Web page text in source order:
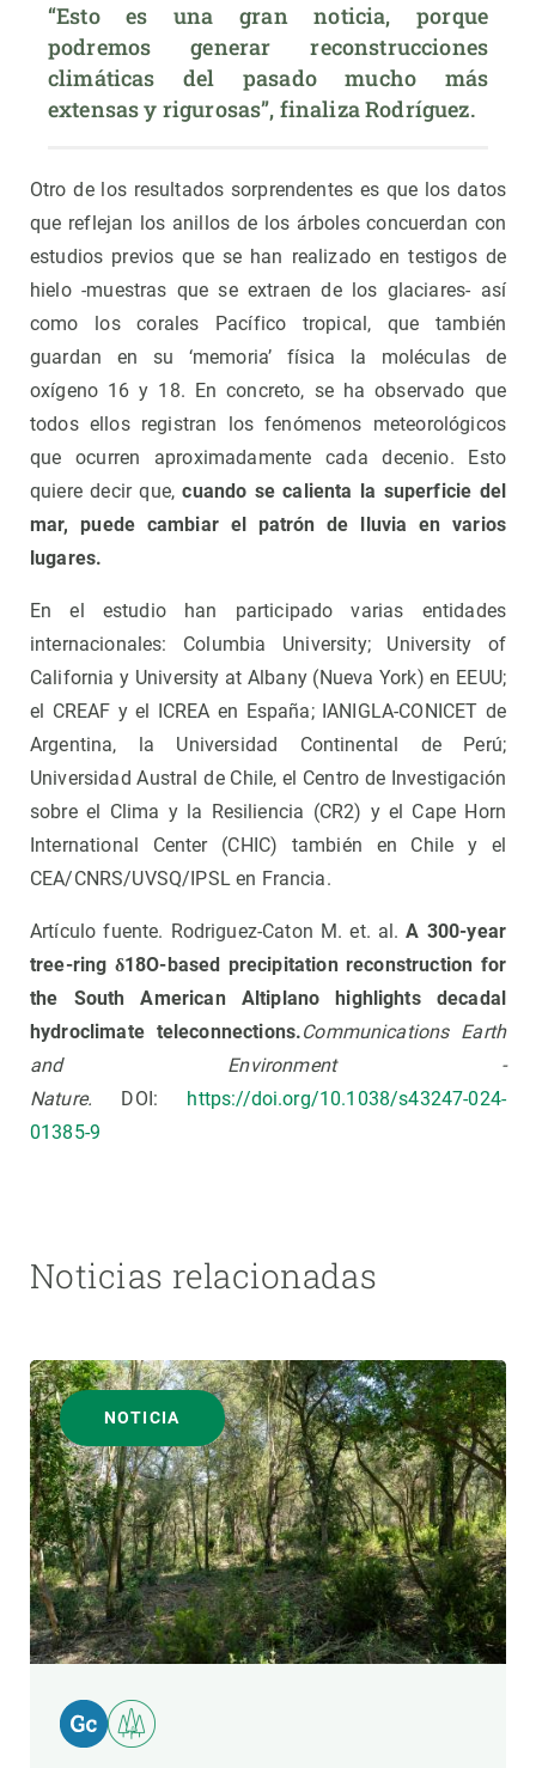
“Esto es una gran noticia, porque
podremos generar reconstrucciones
climáticas del pasado mucho más
extensas y rigurosas”, finaliza Rodríguez.
Otro de los resultados sorprendentes es que los datos
que reflejan los anillos de los árboles concuerdan con
estudios previos que se han realizado en testigos de
hielo -muestras que se extraen de los glaciares- así
como los corales Pacífico tropical, que también
guardan en su ‘memoria’ física la moléculas de
oxígeno 16 y 18. En concreto, se ha observado que
todos ellos registran los fenómenos meteorológicos
que ocurren aproximadamente cada decenio. Esto
quiere decir que,cuando se calienta la superficie del
mar, puede cambiar el patrón de lluvia en varios
lugares.
En el estudio han participado varias entidades
internacionales: Columbia University; University of
California y University at Albany (Nueva York) en EEUU;
el CREAF y el ICREA en España; IANIGLA-CONICET de
Argentina, la Universidad Continental de Perú;
Universidad Austral de Chile, el Centro de Investigación
sobre el Clima y la Resiliencia (CR2) y el Cape Horn
International Center (CHIC) también en Chile y el
CEA/CNRS/UVSQ/IPSL en Francia.
Artículo fuente. Rodriguez-Caton M. et. al.A 300-year
tree-ring δ18O-based precipitation reconstruction for
the South American Altiplano highlights decadal
hydroclimate teleconnections.Communications Earth
and Environment -
Nature. DOI: https://doi.org/10.1038/s43247-024-
01385-9
Noticias relacionadas
NOTICIA